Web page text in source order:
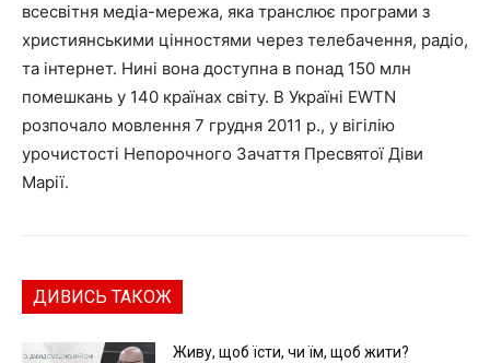
всесвітня медіа-мережа, яка транслює програми з
християнськими цінностями через телебачення, радіо,
та інтернет. Нині вона доступна в понад 150 млн
помешкань у 140 країнах світу. В Україні EWTN
розпочало мовлення 7 грудня 2011 р., у вігілію
урочистості Непорочного Зачаття Пресвятої Діви
Марії.
ДИВИСЬ ТАКОЖ
Живу, щоб їсти, чи їм, щоб жити?